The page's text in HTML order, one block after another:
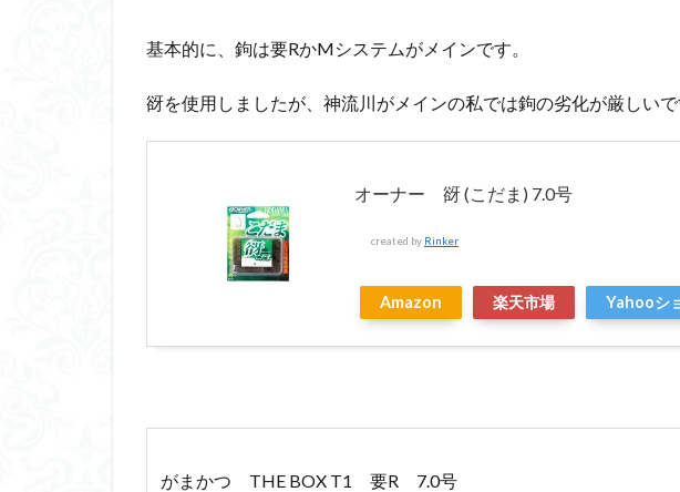
基本的に、鉤は要RかMシステムがメインです。
谺を使用しましたが、神流川がメインの私では鉤の劣化が厳しいで
オーナー 谺 (こだま) 7.0号
created by Rinker
Amazon 楽天市場 Yahooシ
がまかつ THE BOX T1 要R 7.0号